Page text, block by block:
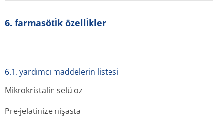
6. farmasöti̇k özelli̇kler
6.1. yardımcı maddelerin listesi
Mikrokristalin selüloz
Pre-jelatinize nişasta